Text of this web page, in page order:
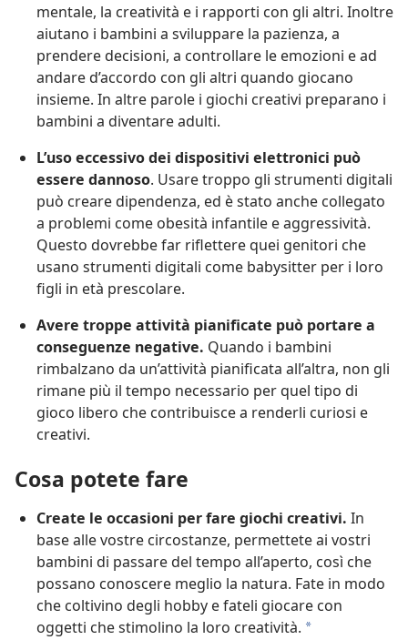
mentale, la creatività e i rapporti con gli altri. Inoltre
aiutano i bambini a sviluppare la pazienza, a
prendere decisioni, a controllare le emozioni e ad
andare d’accordo con gli altri quando giocano
insieme. In altre parole i giochi creativi preparano i
bambini a diventare adulti.
L’uso eccessivo dei dispositivi elettronici può
essere dannoso. Usare troppo gli strumenti digitali
può creare dipendenza, ed è stato anche collegato
a problemi come obesità infantile e aggressività.
Questo dovrebbe far riflettere quei genitori che
usano strumenti digitali come babysitter per i loro
figli in età prescolare.
Avere troppe attività pianificate può portare a
conseguenze negative. Quando i bambini
rimbalzano da un’attività pianificata all’altra, non gli
rimane più il tempo necessario per quel tipo di
gioco libero che contribuisce a renderli curiosi e
creativi.
Cosa potete fare
Create le occasioni per fare giochi creativi. In
base alle vostre circostanze, permettete ai vostri
bambini di passare del tempo all’aperto, così che
possano conoscere meglio la natura. Fate in modo
che coltivino degli hobby e fateli giocare con
oggetti che stimolino la loro creatività. a